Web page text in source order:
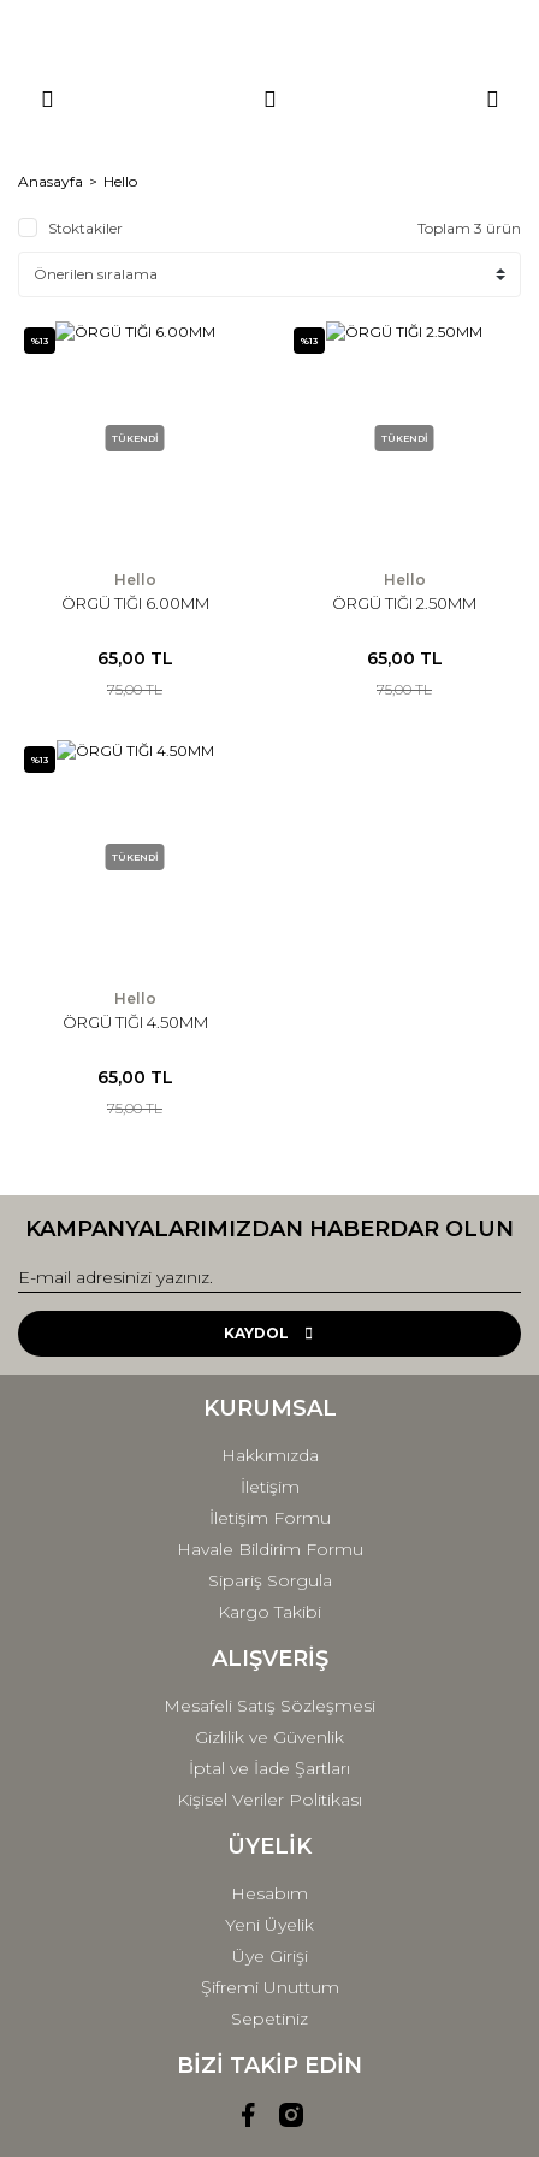
Anasayfa Hello
Stoktakiler Toplam 3 ürün
%13
TÜKENDİ
Hello
ÖRGÜ TIĞI 6.00MM
65,00 TL
75,00 TL
%13
TÜKENDİ
Hello
ÖRGÜ TIĞI 2.50MM
65,00 TL
75,00 TL
%13
TÜKENDİ
Hello
ÖRGÜ TIĞI 4.50MM
65,00 TL
75,00 TL
KAMPANYALARIMIZDAN HABERDAR OLUN
KAYDOL
KURUMSAL
Hakkımızda
İletişim
İletişim Formu
Havale Bildirim Formu
Sipariş Sorgula
Kargo Takibi
ALIŞVERİŞ
Mesafeli Satış Sözleşmesi
Gizlilik ve Güvenlik
İptal ve İade Şartları
Kişisel Veriler Politikası
ÜYELİK
Hesabım
Yeni Üyelik
Üye Girişi
Şifremi Unuttum
Sepetiniz
BİZİ TAKİP EDİN